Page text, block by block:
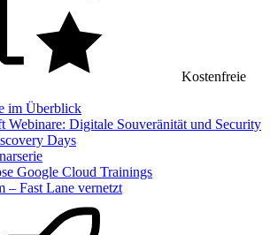
Kostenfreie
im Überblick
Webinare: Digitale Souveränität und Security
Days
Google Cloud Trainings
– Fast Lane vernetzt